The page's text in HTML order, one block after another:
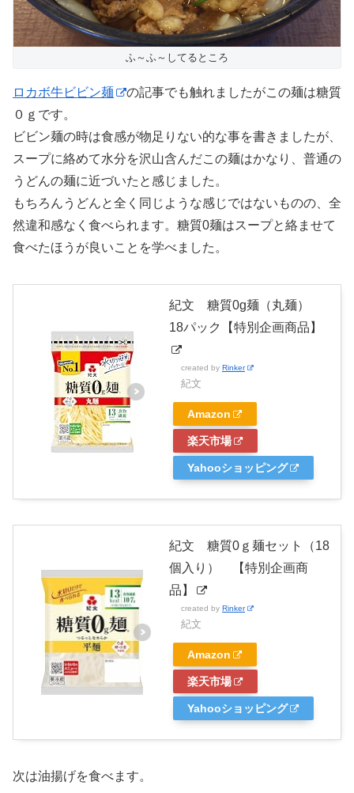
ふ～ふ～してるところ
ロカボ牛ビビン麺
の記事でも触れましたがこの麺は糖質
０ｇです。
ビビン麺の時は食感が物足りない的な事を書きましたが、
スープに絡めて水分を沢山含んだこの麺はかなり、普通の
うどんの麺に近づいたと感じました。
もちろんうどんと全く同じような感じではないものの、全
然違和感なく食べられます。糖質0麺はスープと絡ませて
食べたほうが良いことを学べました。
紀文 糖質0g麺（丸麺）
18パック【特別企画商品】
created by Rinker
紀文
Amazon
楽天市場
Yahooショッピング
紀文 糖質0ｇ麺セット（18
個入り） 【特別企画商
品】
created by Rinker
紀文
Amazon
楽天市場
Yahooショッピング
次は油揚げを食べます。